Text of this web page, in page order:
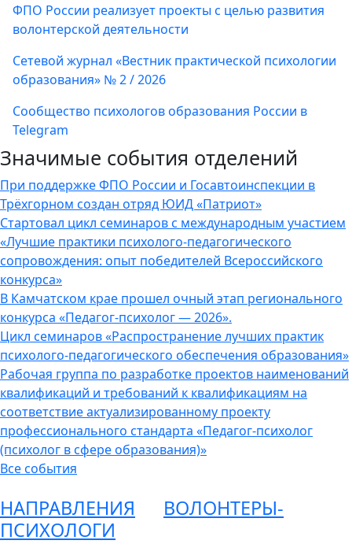
ФПО России реализует проекты с целью развития
волонтерской деятельности
Сетевой журнал «Вестник практической психологии
образования» № 2 / 2026
Сообщество психологов образования России в
Telegram
Значимые события отделений
При поддержке ФПО России и Госавтоинспекции в
Трёхгорном создан отряд ЮИД «Патриот»
Стартовал цикл семинаров с международным участием
«Лучшие практики психолого-педагогического
сопровождения: опыт победителей Всероссийского
конкурса»
В Камчатском крае прошел очный этап регионального
конкурса «Педагог-психолог — 2026».
Цикл семинаров «Распространение лучших практик
психолого-педагогического обеспечения образования»
Рабочая группа по разработке проектов наименований
квалификаций и требований к квалификациям на
соответствие актуализированному проекту
профессионального стандарта «Педагог-психолог
(психолог в сфере образования)»
Все события
НАПРАВЛЕНИЯ
ВОЛОНТЕРЫ-
ПСИХОЛОГИ